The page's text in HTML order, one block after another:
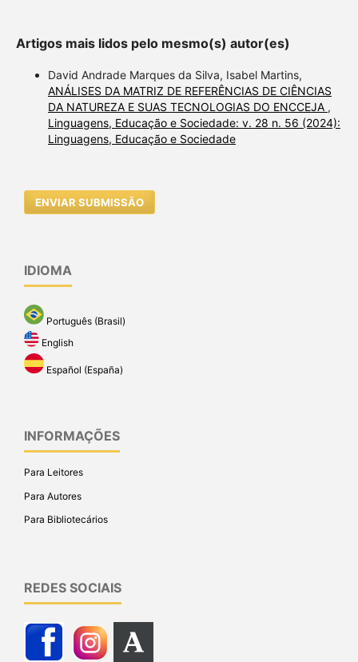
Artigos mais lidos pelo mesmo(s) autor(es)
David Andrade Marques da Silva, Isabel Martins,
ANÁLISES DA MATRIZ DE REFERÊNCIAS DE CIÊNCIAS
DA NATUREZA E SUAS TECNOLOGIAS DO ENCCEJA ,
Linguagens, Educação e Sociedade: v. 28 n. 56 (2024):
Linguagens, Educação e Sociedade
ENVIAR SUBMISSÃO
IDIOMA
Português (Brasil)
English
Español (España)
INFORMAÇÕES
Para Leitores
Para Autores
Para Bibliotecários
REDES SOCIAIS